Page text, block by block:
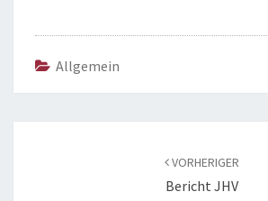
Allgemein
VORHERIGER
Bericht JHV